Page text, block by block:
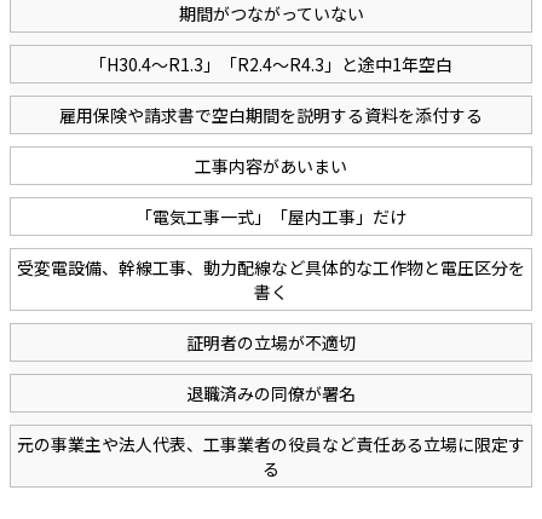
期間がつながっていない
「H30.4〜R1.3」「R2.4〜R4.3」と途中1年空白
雇用保険や請求書で空白期間を説明する資料を添付する
工事内容があいまい
「電気工事一式」「屋内工事」だけ
受変電設備、幹線工事、動力配線など具体的な工作物と電圧区分を
書く
証明者の立場が不適切
退職済みの同僚が署名
元の事業主や法人代表、工事業者の役員など責任ある立場に限定す
る